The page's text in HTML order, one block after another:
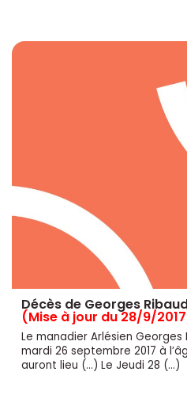
Décès de Georges
(Mise à jour du 28/9/
Le manadier Arlésien
mardi 26 septembre 2017 à
auront lieu (...) Le Jeudi 28 (…)